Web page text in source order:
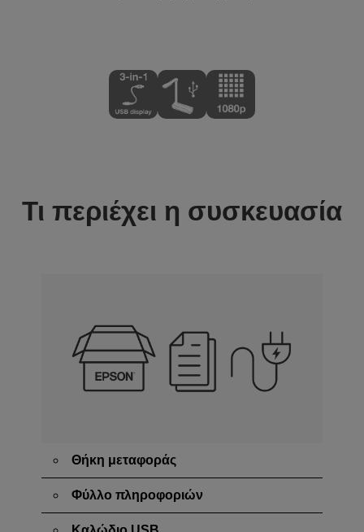
Τι περιέχει η συσκευασία
Θήκη μεταφοράς
Φύλλο πληροφοριών